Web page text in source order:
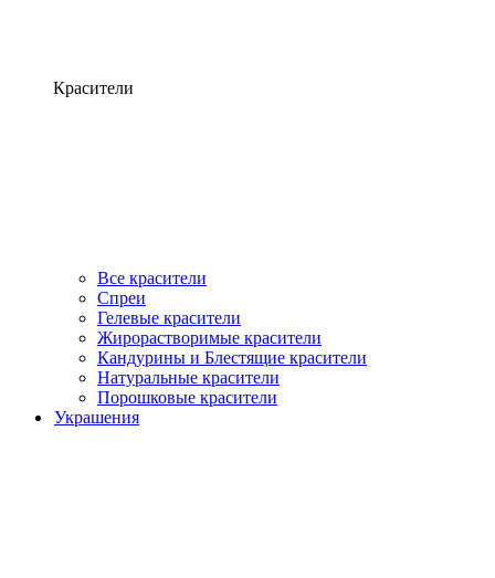
Красители
Все красители
Спреи
Гелевые красители
Жирорастворимые красители
Кандурины и Блестящие красители
Натуральные красители
Порошковые красители
Украшения